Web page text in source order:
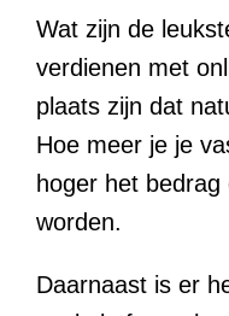
Wat zijn de
verdienen met
plaats zijn dat
Hoe meer je je
hoger het
worden.
Daarnaast is er